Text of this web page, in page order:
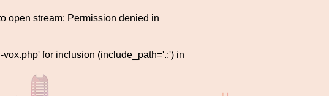
open stream: Permission denied in
for inclusion (include_path='.:') in